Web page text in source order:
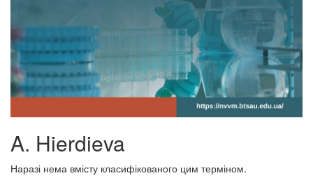
A. Hierdieva
Наразі нема вмісту класифікованого цим терміном.